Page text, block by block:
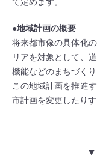
て定めます。
●地域計画の概要
将来都市像の具体化
リアを対象として、
機能などのまちづく
この地域計画を推進
市計画を変更したり
▼